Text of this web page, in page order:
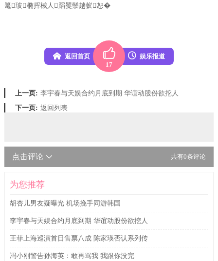
鼍玻椭挥械人蹈矍鬃越蚁恕�
返回首页
17
娱乐报道
上一页: 李宇春与天娱合约月底到期 华谊动股份欲挖人
下一页: 返回列表
点击评论 共有0条评论
为您推荐
胡杏儿男友疑曝光 机场挽手同游韩国
李宇春与天娱合约月底到期 华谊动股份欲挖人
王菲上海巡演首日售票八成 陈家瑛否认系列传
冯小刚警告孙海英：敢再骂我 我跟你没完